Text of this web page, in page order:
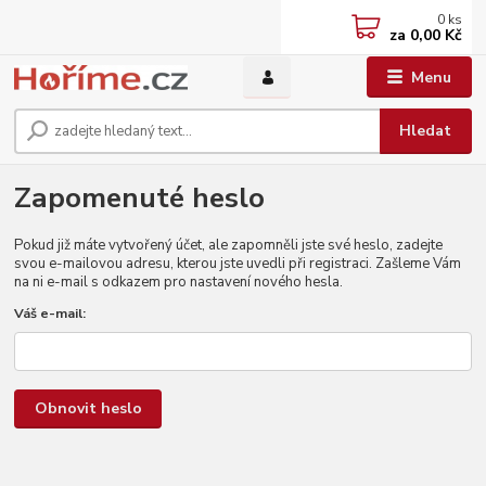
Menu
Hledat
0 ks
za 0,00 Kč
Zapomenuté heslo
Pokud již máte vytvořený účet, ale zapomněli jste své heslo, zadejte
svou e-mailovou adresu, kterou jste uvedli při registraci. Zašleme Vám
na ni e-mail s odkazem pro nastavení nového hesla.
Váš e-mail:
Obnovit heslo